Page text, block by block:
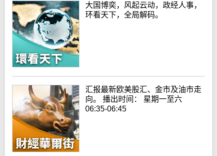
大国博奕，风起云动，政经人事，
环看天下，全局解码。
汇报最新欧美股汇、金市及油市走
向。 播出时间： 星期一至六
06:35-06:45